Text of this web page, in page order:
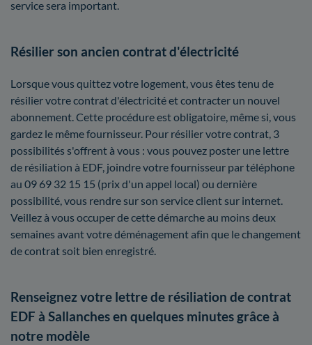
service sera important.
Résilier son ancien contrat d'électricité
Lorsque vous quittez votre logement, vous êtes tenu de
résilier votre contrat d'électricité et contracter un nouvel
abonnement. Cette procédure est obligatoire, même si, vous
gardez le même fournisseur. Pour résilier votre contrat, 3
possibilités s'offrent à vous : vous pouvez poster une lettre
de résiliation à EDF, joindre votre fournisseur par téléphone
au 09 69 32 15 15 (prix d'un appel local) ou dernière
possibilité, vous rendre sur son service client sur internet.
Veillez à vous occuper de cette démarche au moins deux
semaines avant votre déménagement afin que le changement
de contrat soit bien enregistré.
Renseignez votre lettre de résiliation de contrat
EDF à Sallanches en quelques minutes grâce à
notre modèle